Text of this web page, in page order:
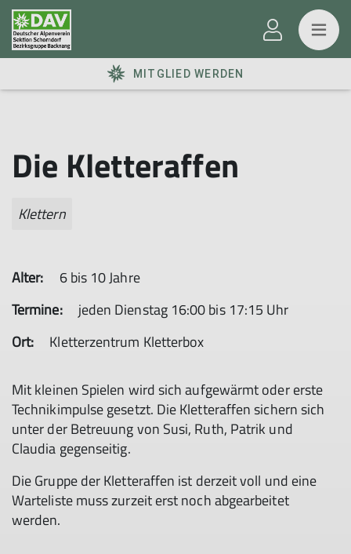
MITGLIED WERDEN
Die Kletteraffen
Klettern
Alter:
6 bis 10 Jahre
Termine:
jeden Dienstag 16:00 bis 17:15 Uhr
Ort:
Kletterzentrum Kletterbox
Mit kleinen Spielen wird sich aufgewärmt oder erste
Technikimpulse gesetzt. Die Kletteraffen sichern sich
unter der Betreuung von Susi, Ruth, Patrik und
Claudia gegenseitig.
Die Gruppe der Kletteraffen ist derzeit voll und eine
Warteliste muss zurzeit erst noch abgearbeitet
werden.